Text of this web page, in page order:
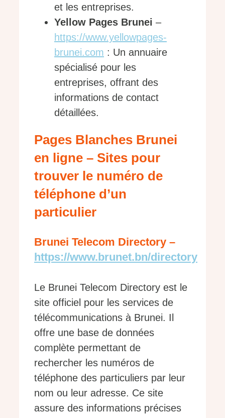
et les entreprises.
Yellow Pages Brunei –
https://www.yellowpages-
brunei.com : Un annuaire
spécialisé pour les
entreprises, offrant des
informations de contact
détaillées.
Pages Blanches Brunei
en ligne – Sites pour
trouver le numéro de
téléphone d’un
particulier
Brunei Telecom Directory –
https://www.brunet.bn/directory
Le Brunei Telecom Directory est le
site officiel pour les services de
télécommunications à Brunei. Il
offre une base de données
complète permettant de
rechercher les numéros de
téléphone des particuliers par leur
nom ou leur adresse. Ce site
assure des informations précises